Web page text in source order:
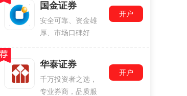
国金证券
安全可靠、资金雄
厚、市场口碑好
开户
华泰证券
千万投资者之选，
专业券商，品质服
开户